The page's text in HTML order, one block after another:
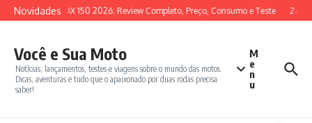
Ir para o conteúdo
Novidades
SYM ADX 150 2026: Review Completo, Preço, Consumo e Teste
Você e Sua Moto
Notícias, lançamentos, testes e viagens sobre o mundo das motos.
Dicas, aventuras e tudo que o apaixonado por duas rodas precisa
saber!
M
e
n
u